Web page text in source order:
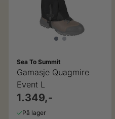
Sea To Summit
Gamasje Quagmire
Event L
1.349,-
På lager